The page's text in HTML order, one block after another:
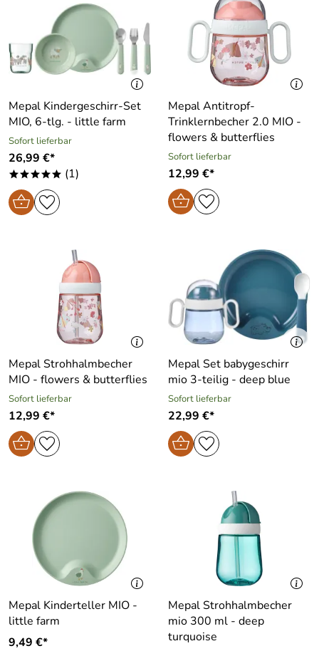
Mepal Kindergeschirr-Set
MIO, 6-tlg. - little farm
Sofort lieferbar
26,99 €*
***** (1)
Mepal Antitropf-
Trinklernbecher 2.0 MIO -
flowers & butterflies
Sofort lieferbar
12,99 €*
Mepal Strohhalmbecher
MIO - flowers & butterflies
Sofort lieferbar
12,99 €*
Mepal Set babygeschirr
mio 3-teilig - deep blue
Sofort lieferbar
22,99 €*
Mepal Kinderteller MIO -
little farm
9,49 €*
Mepal Strohhalmbecher
mio 300 ml - deep
turquoise